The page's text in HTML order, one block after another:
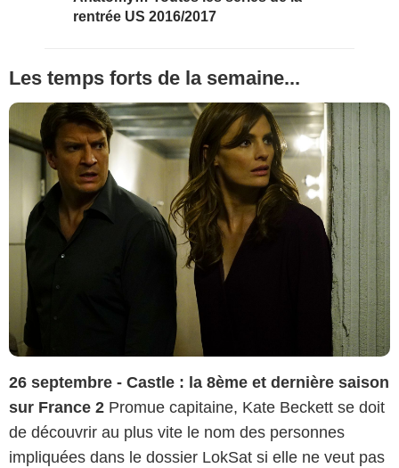
rentrée US 2016/2017
Les temps forts de la semaine...
26 septembre - Castle : la 8ème et dernière saison
sur France 2 Promue capitaine, Kate Beckett se doit
de découvrir au plus vite le nom des personnes
impliquées dans le dossier LokSat si elle ne veut pas